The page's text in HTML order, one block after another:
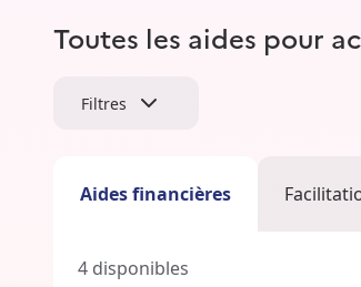
Toutes les aides pour
Filtres
Aides financières
4 disponibles